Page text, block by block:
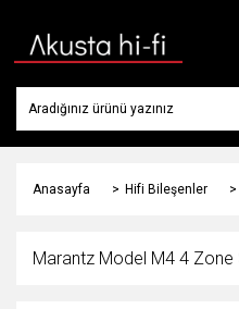
Anasayfa Hifi Bileşenler
Marantz Model M4 4